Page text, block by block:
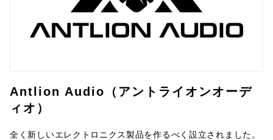
Antlion Audio（アントライオンオーデ
ィオ）
全く新しいエレクトロニクス製品を作るべく設立されました。